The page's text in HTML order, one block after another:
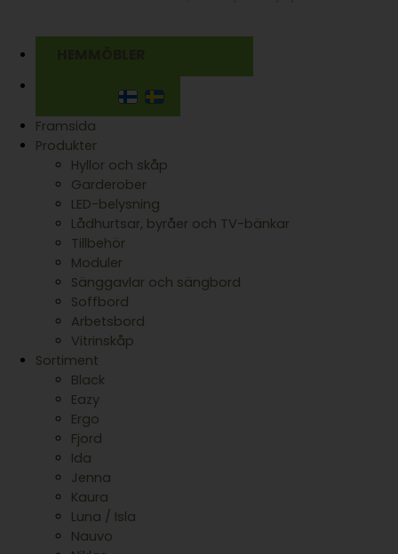
Framsida
Produkter
Hyllor och skåp
Garderober
LED-belysning
Lådhurtsar, byråer och TV-bänkar
Tillbehör
Moduler
Sänggavlar och sängbord
Soffbord
Arbetsbord
Vitrinskåp
Sortiment
Black
Eazy
Ergo
Fjord
Ida
Jenna
Kaura
Luna / Isla
Nauvo